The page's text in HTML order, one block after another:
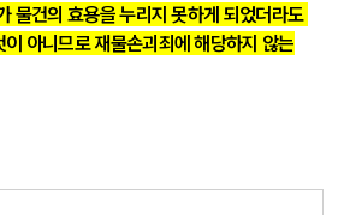
물건의 효용을 누리지 못하게 되었더라도
아니므로 재물손괴죄에 해당하지 않는